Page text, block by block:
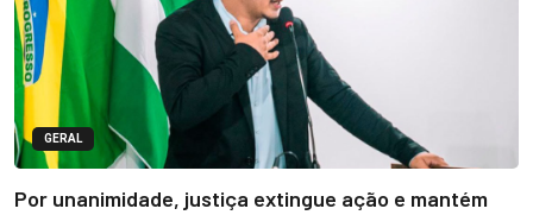
GERAL
Por unanimidade, justiça extingue ação e mantém